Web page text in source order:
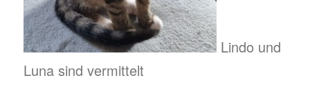
Lindo und
Luna sind vermittelt